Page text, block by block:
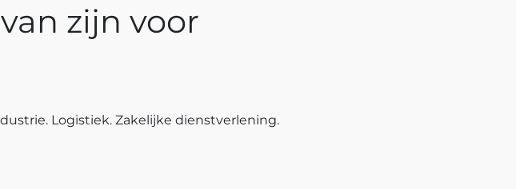
zijn voor
Logistiek. Zakelijke dienstverlening.